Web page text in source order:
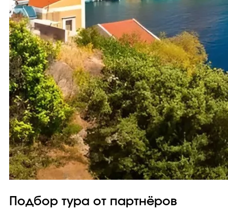
Подбор тура от партнёров